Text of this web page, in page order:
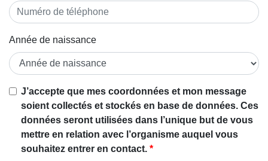
Année de naissance
J’accepte que mes coordonnées et mon message
soient collectés et stockés en base de données. Ces
données seront utilisées dans l’unique but de vous
mettre en relation avec l’organisme auquel vous
souhaitez entrer en contact.